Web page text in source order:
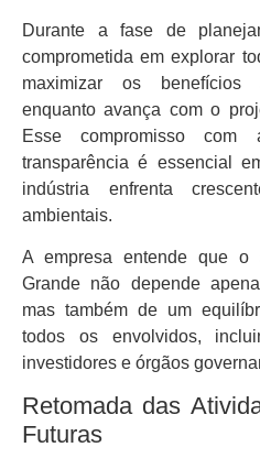
Durante a fase de
comprometida em explorar
maximizar os benefícios
enquanto avança com o
Esse compromisso
transparência é essencial
indústria enfrenta
ambientais.
A empresa entende que o
Grande não depende
mas também de um
todos os envolvidos,
investidores e órgãos
Retomada das
Futuras